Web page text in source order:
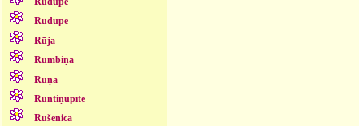
Rudupe
Rūja
Rumbiņa
Ruņa
Runtiņupīte
Rušenica